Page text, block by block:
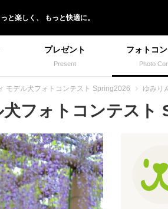
と楽しく、 もっと快適に。
プレゼント
Present
フォトコ
Photo
モデル犬フォトコンテスト Spring2026 ゆみり
フォトコンテスト